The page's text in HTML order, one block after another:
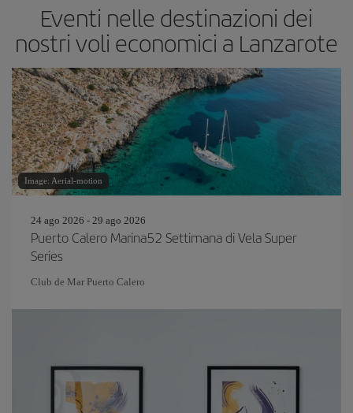
Eventi nelle destinazioni dei
nostri voli economici a Lanzarote
Image: Aerial-motion
24 ago 2026 - 29 ago 2026
Puerto Calero Marina52 Settimana di Vela Super
Series
Club de Mar Puerto Calero